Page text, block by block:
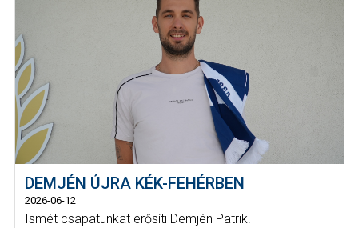
DEMJÉN ÚJRA KÉK-FEHÉRBEN
2026-06-12
Ismét csapatunkat erősíti Demjén Patrik.